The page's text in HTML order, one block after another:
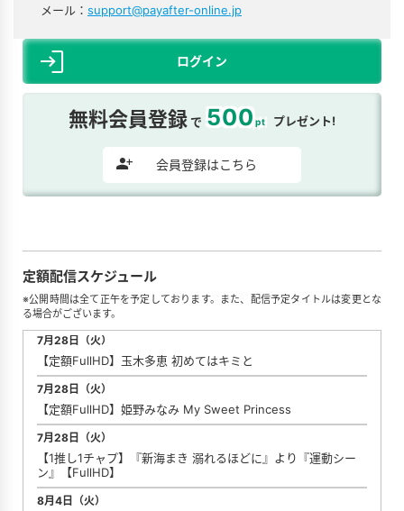
ログイン
無料会員登録 で 500pt プレゼント!
会員登録はこちら
定額配信スケジュール
※公開時間は全て正午を予定しております。また、配信予定タイトルは変更とな
る場合がございます。
7月28日（火）
【定額FullHD】玉木多恵 初めてはキミと
7月28日（火）
【定額FullHD】姫野みなみ My Sweet Princess
7月28日（火）
【1推し1チャプ】『新海まき 溺れるほどに』より『運動シー
ン』【FullHD】
8月4日（火）
メール： support@payafter-online.jp